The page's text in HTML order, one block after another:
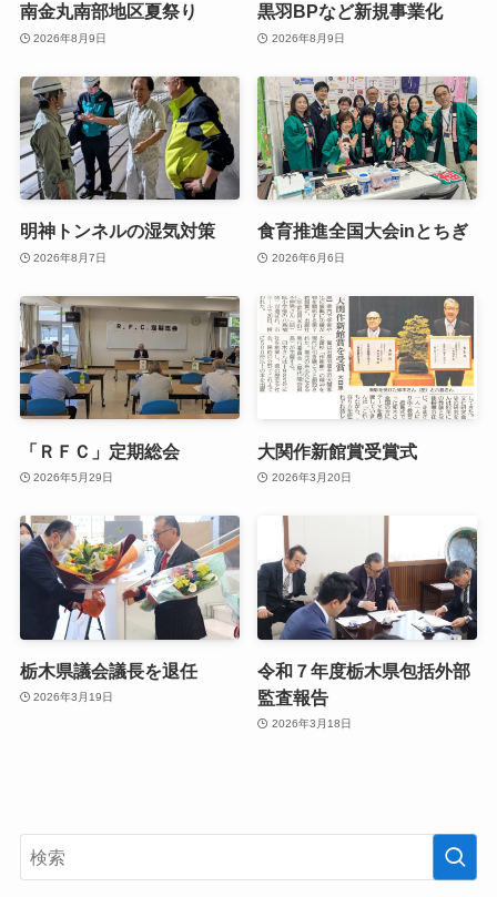
南金丸南部地区夏祭り
2026年8月9日
黒羽BPなど新規事業化
2026年8月9日
明神トンネルの湿気対策
2026年8月7日
食育推進全国大会inとちぎ
2026年6月6日
「ＲＦＣ」定期総会
2026年5月29日
大関作新館賞受賞式
2026年3月20日
栃木県議会議長を退任
2026年3月19日
令和７年度栃木県包括外部
監査報告
2026年3月18日